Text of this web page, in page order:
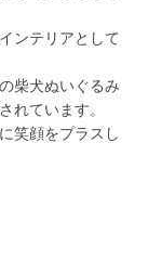
ンテリアとして
柴犬ぬいぐるみ
れています。
笑顔をプラスし